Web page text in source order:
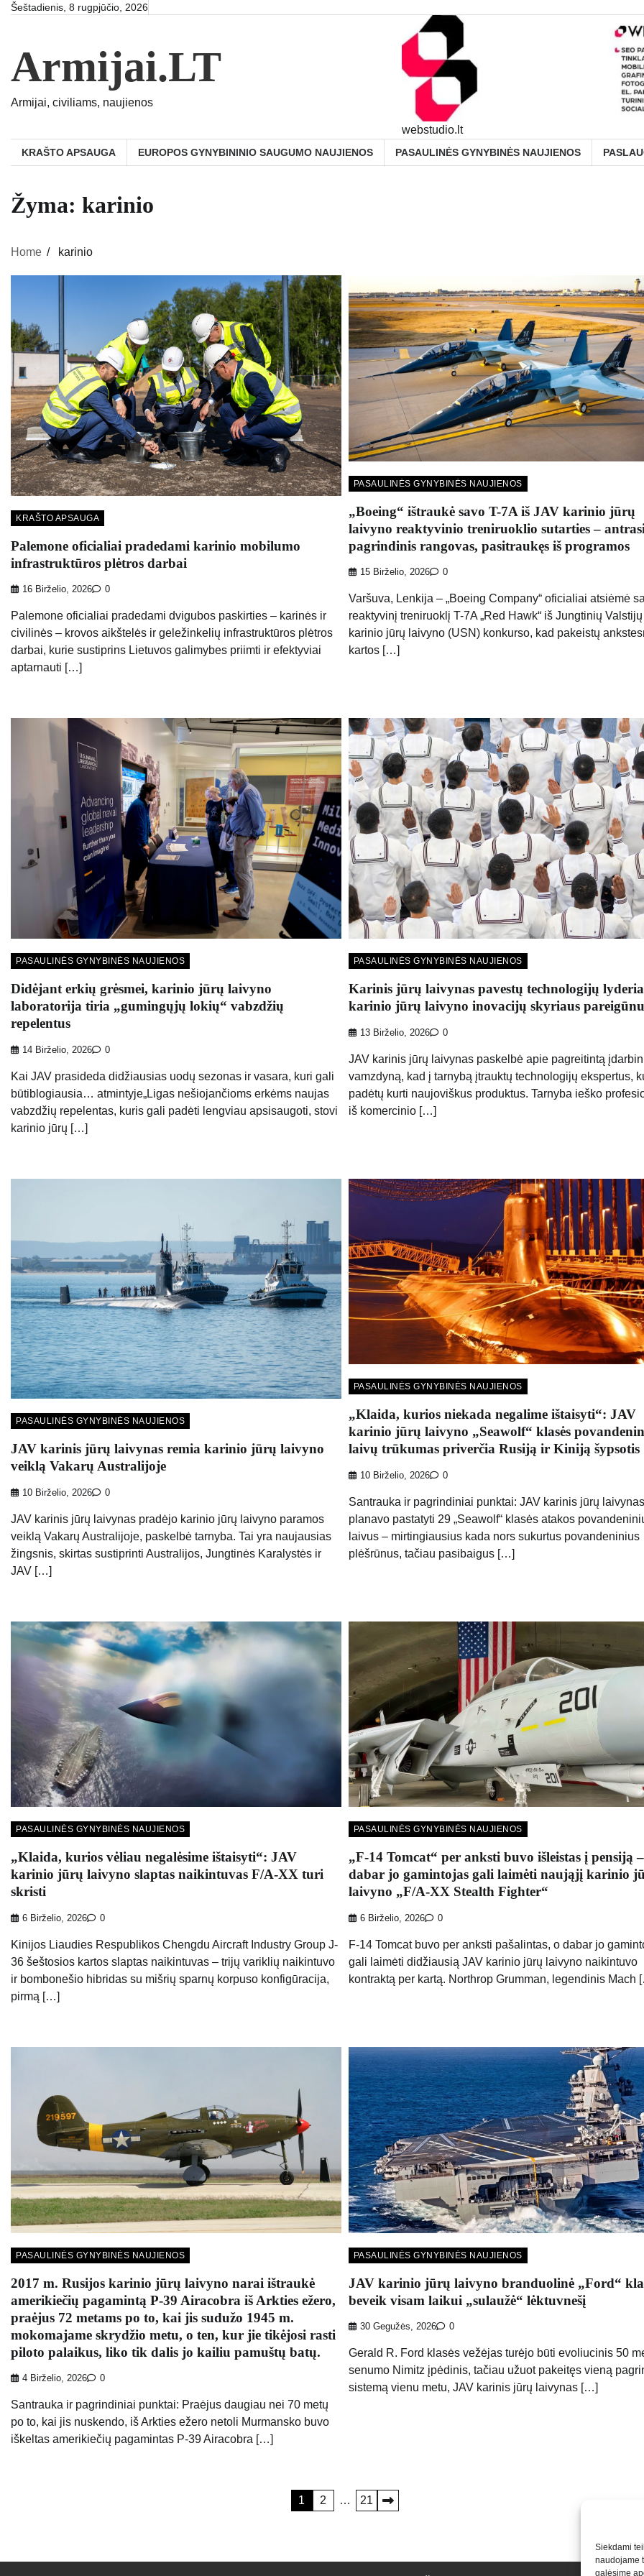
Siekdami
naudojame
galėsime
SkipŠeštadienis, 8 rugpjūčio, 2026
Armijai.LT
Armijai, civiliams, naujienos
webstudio.lt
KRAŠTO APSAUGA EUROPOS GYNYBININIO SAUGUMO NAUJIENOS PASAULINĖS GYNYBINĖS NAUJIENOS
Žyma: karinio
Home karinio
KRAŠTO APSAUGA
Palemone oficialiai pradedami karinio mobilumo
infrastruktūros plėtros darbai
16 Birželio, 2026 0
Palemone oficialiai pradedami dvigubos paskirties – karinės ir
civilinės – krovos aikštelės ir geležinkelių infrastruktūros plėtros
darbai, kurie sustiprins Lietuvos galimybes priimti ir efektyviai
aptarnauti […]
PASAULINĖS GYNYBINĖS NAUJIENOS
„Boeing“ ištraukė savo T-7A iš JAV karinio jūrų
laivyno reaktyvinio treniruoklio sutarties –
pagrindinis rangovas, pasitraukęs iš programos
15 Birželio, 2026 0
Varšuva, Lenkija – „Boeing Company“ oficialiai atsiėmė
reaktyvinį treniruoklį T-7A „Red Hawk“ iš Jungtinių Valstijų
karinio jūrų laivyno (USN) konkurso, kad pakeistų
kartos […]
PASAULINĖS GYNYBINĖS NAUJIENOS
Didėjant erkių grėsmei, karinio jūrų laivyno
laboratorija tiria „gumingųjų lokių“ vabzdžių
repelentus
14 Birželio, 2026 0
Kai JAV prasideda didžiausias uodų sezonas ir vasara, kuri gali
būtiblogiausia… atmintyje„Ligas nešiojančioms erkėms naujas
vabzdžių repelentas, kuris gali padėti lengviau apsisaugoti, stovi
karinio jūrų […]
PASAULINĖS GYNYBINĖS NAUJIENOS
Karinis jūrų laivynas pavestų technologijų
karinio jūrų laivyno inovacijų skyriaus
13 Birželio, 2026 0
JAV karinis jūrų laivynas paskelbė apie pagreitintą
vamzdyną, kad į tarnybą įtrauktų technologijų ekspertus,
padėtų kurti naujoviškus produktus. Tarnyba ieško
iš komercinio […]
PASAULINĖS GYNYBINĖS NAUJIENOS
JAV karinis jūrų laivynas remia karinio jūrų laivyno
veiklą Vakarų Australijoje
10 Birželio, 2026 0
JAV karinis jūrų laivynas pradėjo karinio jūrų laivyno paramos
veiklą Vakarų Australijoje, paskelbė tarnyba. Tai yra naujausias
žingsnis, skirtas sustiprinti Australijos, Jungtinės Karalystės ir
JAV […]
PASAULINĖS GYNYBINĖS NAUJIENOS
„Klaida, kurios niekada negalime ištaisyti“: JAV
karinio jūrų laivyno „Seawolf“ klasės
laivų trūkumas priverčia Rusiją ir Kiniją šypsotis
10 Birželio, 2026 0
Santrauka ir pagrindiniai punktai: JAV karinis jūrų laivynas
planavo pastatyti 29 „Seawolf“ klasės atakos
laivus – mirtingiausius kada nors sukurtus povandeninius
plėšrūnus, tačiau pasibaigus […]
PASAULINĖS GYNYBINĖS NAUJIENOS
„Klaida, kurios vėliau negalėsime ištaisyti“: JAV
karinio jūrų laivyno slaptas naikintuvas F/A-XX turi
skristi
6 Birželio, 2026 0
Kinijos Liaudies Respublikos Chengdu Aircraft Industry Group J-
36 šeštosios kartos slaptas naikintuvas – trijų variklių naikintuvo
ir bombonešio hibridas su mišrių sparnų korpuso konfigūracija,
pirmą […]
PASAULINĖS GYNYBINĖS NAUJIENOS
„F-14 Tomcat“ per anksti buvo išleistas į pensiją –
dabar jo gamintojas gali laimėti naująjį karinio
laivyno „F/A-XX Stealth Fighter“
6 Birželio, 2026 0
F-14 Tomcat buvo per anksti pašalintas, o dabar jo
gali laimėti didžiausią JAV karinio jūrų laivyno naikintuvo
kontraktą per kartą. Northrop Grumman, legendinis Mach
PASAULINĖS GYNYBINĖS NAUJIENOS
2017 m. Rusijos karinio jūrų laivyno narai ištraukė
amerikiečių pagamintą P-39 Airacobra iš Arkties ežero,
praėjus 72 metams po to, kai jis sudužo 1945 m.
mokomajame skrydžio metu, o ten, kur jie tikėjosi rasti
piloto palaikus, liko tik dalis jo kailiu pamuštų batų.
4 Birželio, 2026 0
Santrauka ir pagrindiniai punktai: Praėjus daugiau nei 70 metų
po to, kai jis nuskendo, iš Arkties ežero netoli Murmansko buvo
iškeltas amerikiečių pagamintas P-39 Airacobra […]
PASAULINĖS GYNYBINĖS NAUJIENOS
JAV karinio jūrų laivyno branduolinė „Ford“
beveik visam laikui „sulaužė“ lėktuvnešį
30 Gegužės, 2026 0
Gerald R. Ford klasės vežėjas turėjo būti evoliucinis 50
senumo Nimitz įpėdinis, tačiau užuot pakeitęs vieną
sistemą vienu metu, JAV karinis jūrų laivynas […]
1 2 … 21